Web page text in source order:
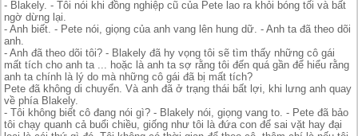
- Blakely. - Tôi nói khi đồng nghiệp cũ của Pete lao ra khỏi bóng tối và bất
ngờ dừng lại.
- Anh biết. - Pete nói, giọng của anh vang lên hung dữ. - Anh ta đã theo dõi
anh.
- Anh đã theo dõi tôi? - Blakely đã hy vọng tôi sẽ tìm thấy những cô gái
mất tích cho anh ta ... hoặc là anh ta sợ rằng tôi đến quá gần để hiểu rằng
anh ta chính là lý do mà những cô gái đã bị mất tích?
Pete đã không di chuyển. Và anh đã ở trạng thái bất lợi, khi lưng anh quay
về phía Blakely.
- Tôi không biết cô đang nói gì? - Blakely nói, giọng vang to. - Pete đã bảo
tôi chạy quanh cả buổi chiều, giống như tôi là đứa con để sai vặt hay đại